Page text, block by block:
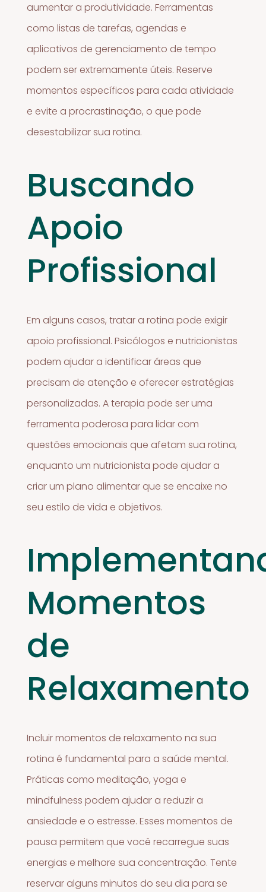
aumentar a produtividade. Ferramentas
como listas de tarefas, agendas e
aplicativos de gerenciamento de tempo
podem ser extremamente úteis. Reserve
momentos específicos para cada atividade
e evite a procrastinação, o que pode
desestabilizar sua rotina.
Buscando
Apoio
Profissional
Em alguns casos, tratar a rotina pode exigir
apoio profissional. Psicólogos e nutricionistas
podem ajudar a identificar áreas que
precisam de atenção e oferecer estratégias
personalizadas. A terapia pode ser uma
ferramenta poderosa para lidar com
questões emocionais que afetam sua rotina,
enquanto um nutricionista pode ajudar a
criar um plano alimentar que se encaixe no
seu estilo de vida e objetivos.
Momentos
de
Relaxamento
Incluir momentos de relaxamento na sua
rotina é fundamental para a saúde mental.
Práticas como meditação, yoga e
mindfulness podem ajudar a reduzir a
ansiedade e o estresse. Esses momentos de
pausa permitem que você recarregue suas
energias e melhore sua concentração. Tente
reservar alguns minutos do seu dia para se